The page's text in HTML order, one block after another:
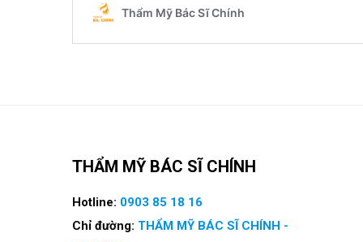
THẨM MỸ BÁC SĨ CHÍNH
Hotline: 0903 85 18 16
Chỉ đường: THẨM MỸ BÁC SĨ CHÍNH -